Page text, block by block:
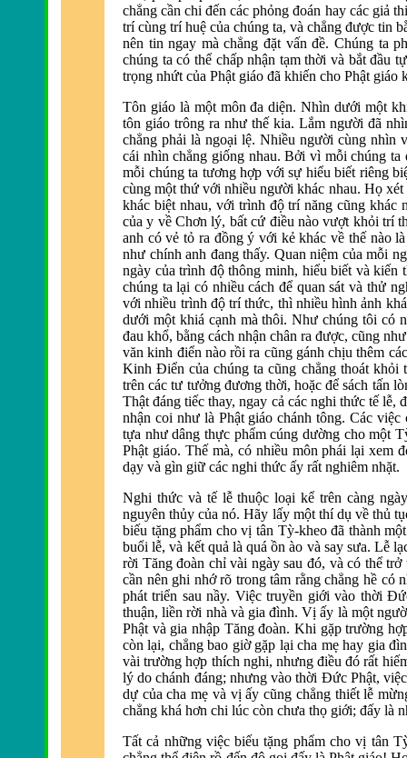
chẳng cần chiđến các phỏng đoán hay các giả
trí cùng trí huệ của chúng ta, và chẳng được tin
nên tin ngay mà chẳngđặt vấn đề. Chúng ta
chúng ta có thể chấp nhận tạm thời và bắtđầu
trọng nhứt của Phật giáo đã khiến cho Phật giáo
Tôn giáo là một mônđa diện. Nhìn dưới một
tôn giáo trông ra như thế kia. Lắm người đã
chẳng phải là ngoại lệ. Nhiều người cùng nhìn
cái nhìn chẳng giống nhau. Bởi vì mỗi chúng
mỗi chúng ta tương hợp với sự hiểu biết riêng
cùng một thứ với nhiều người khác nhau. Họ
khác biệt nhau, với trình độ trí năng cũng khác
của y về Chơn lý, bất cứ điều nào vượt khỏi trí
anh có vẻ tỏ ra đồng ý với kẻ khác về thế nào
như chính anh đang thấy. Quan niệm của mỗi
ngày của trình độ thông minh, hiểu biết và kiến
chúng ta lại có nhiều cáchđể quan sát và thử
với nhiều trình độ trí thức, thì nhiều hình ảnh
dưới một khiá cạnh mà thôi. Như chúng tôi có
đau khổ, bằng cách nhận chân ra được, cũng
văn kinh điển nào rồi ra cũng gánh chịu thêm
KinhĐiển của chúng ta cũng chẳng thoát
trên các tư tưởng đương thời, hoặc để sách tấn l
Thật đáng tiếc thay, ngay cả các nghi thức tế lễ,
nhận coi như là Phật giáo chánh tông. Các
tựa như dâng thực phẩm cúng dường cho một
Phật giáo. Thế mà, có nhiều môn phái lại xem
dạy và gìn giữ các nghi thức ấy rất nghiêm nhặt.
Nghi thức và tế lễ thuộc loại kể trên càng
nguyên thủy của nó. Hãy lấy một thí dụ về thủ
biếu tặng phẩm cho vị tân Tỳ-kheođã thành
buổi lễ, và kết quả là quá ồn ào và say sưa. Lễ
rời Tăng đoàn chỉ vài ngày sauđó, và có thể
cần nên ghi nhớ rõ trong tâm rằng chẳng hề có
phát triển sau nầy. Việc truyền giới vào thời
thuận, liền rời nhà và giađình. Vị ấy là một
Phật và gia nhập Tăng đoàn. Khi gặp trường
còn lại, chẳng bao giờ gặp lại cha mẹ hay giađ
vài trường hợp thích nghi, nhưngđiều đó rất
lý do chánh đáng; nhưng vào thời Đức Phật,
dự của cha mẹ và vị ấy cũng chẳng thiết lễ
chẳng khá hơn chi lúc còn chưa thọ giới; đấy là
Tất cả những việc biếu tặng phẩm cho vị tân